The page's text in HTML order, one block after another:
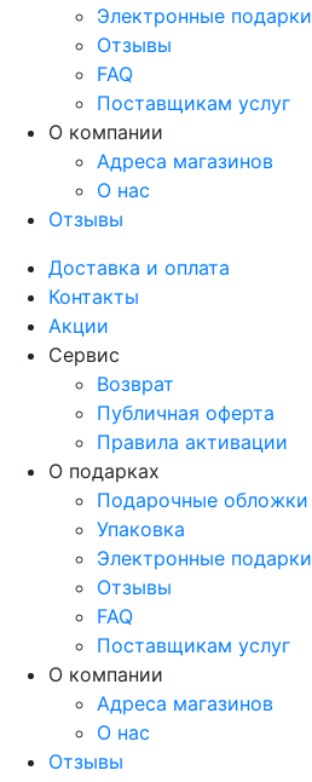
Электронные подарки
Отзывы
FAQ
Поставщикам услуг
О компании
Адреса магазинов
О нас
Отзывы
Доставка и оплата
Контакты
Акции
Сервис
Возврат
Публичная оферта
Правила активации
О подарках
Подарочные обложки
Упаковка
Электронные подарки
Отзывы
FAQ
Поставщикам услуг
О компании
Адреса магазинов
О нас
Отзывы